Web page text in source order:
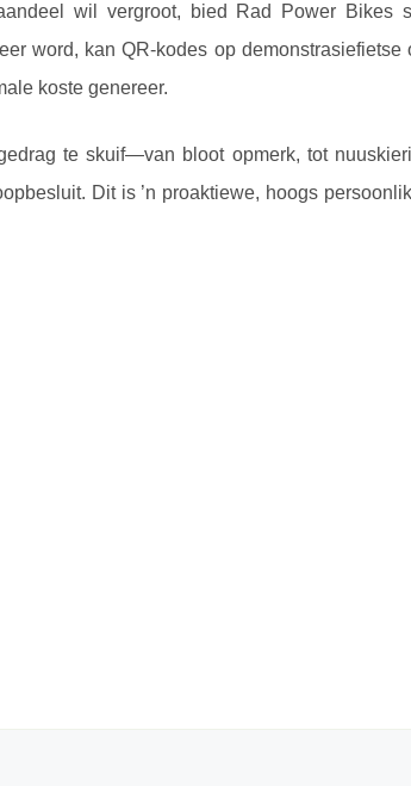
wil vergroot, bied Rad Power Bikes
word, kan QR-kodes op demonstrasiefietse
koste genereer.
te skuif—van bloot opmerk, tot
Dit is ’n proaktiewe, hoogs